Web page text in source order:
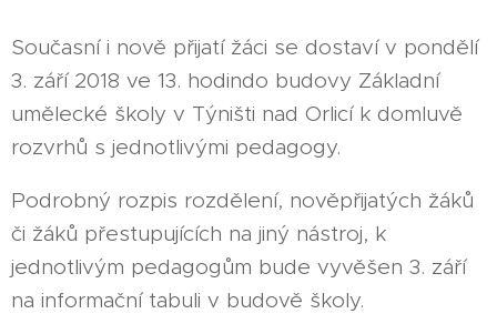
Současní i nově přijatí žáci se dostaví v pondělí
3. září 2018 ve 13. hodindo budovy Základní
umělecké školy v Týništi nad Orlicí k domluvě
rozvrhů s jednotlivými pedagogy.
Podrobný rozpis rozdělení, nověpřijatých žáků
či žáků přestupujících na jiný nástroj, k
jednotlivým pedagogům bude vyvěšen 3. září
na informační tabuli v budově školy.